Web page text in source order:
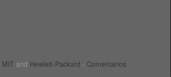
MIT and Hewlett-Packard - Comentarios